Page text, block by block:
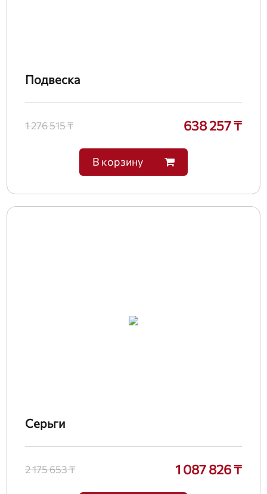
Подвеска
1 276 515 ₸ 638 257 ₸
В корзину
Серьги
2 175 653 ₸ 1 087 826 ₸